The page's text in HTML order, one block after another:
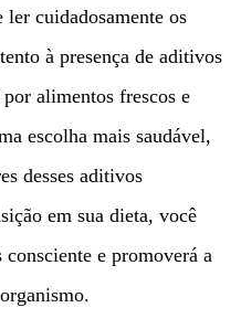
cuidadosamente os
à presença de aditivos
alimentos frescos e
escolha mais saudável,
desses aditivos
em sua dieta, você
e promoverá a